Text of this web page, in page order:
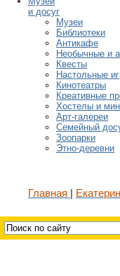
и досуг
Музеи
Библиотеки
Антикафе
Необычные и
Квесты
Настольные
Кинотеатры
Креативные
Хостелы и
Арт-галереи
Семейный
Зоопарки
Этно-деревни
Главная